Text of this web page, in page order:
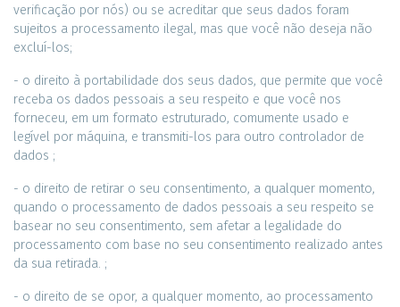
verificação por nós) ou se acreditar que seus dados foram
sujeitos a processamento ilegal, mas que você não deseja não
excluí-los;
- o direito à portabilidade dos seus dados, que permite que você
receba os dados pessoais a seu respeito e que você nos
forneceu, em um formato estruturado, comumente usado e
legível por máquina, e transmiti-los para outro controlador de
dados ;
- o direito de retirar o seu consentimento, a qualquer momento,
quando o processamento de dados pessoais a seu respeito se
basear no seu consentimento, sem afetar a legalidade do
processamento com base no seu consentimento realizado antes
da sua retirada. ;
- o direito de se opor, a qualquer momento, ao processamento